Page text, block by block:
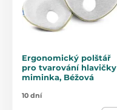
Ergonomický polštář
pro tvarování hlavičky
miminka, Béžová
10 dní